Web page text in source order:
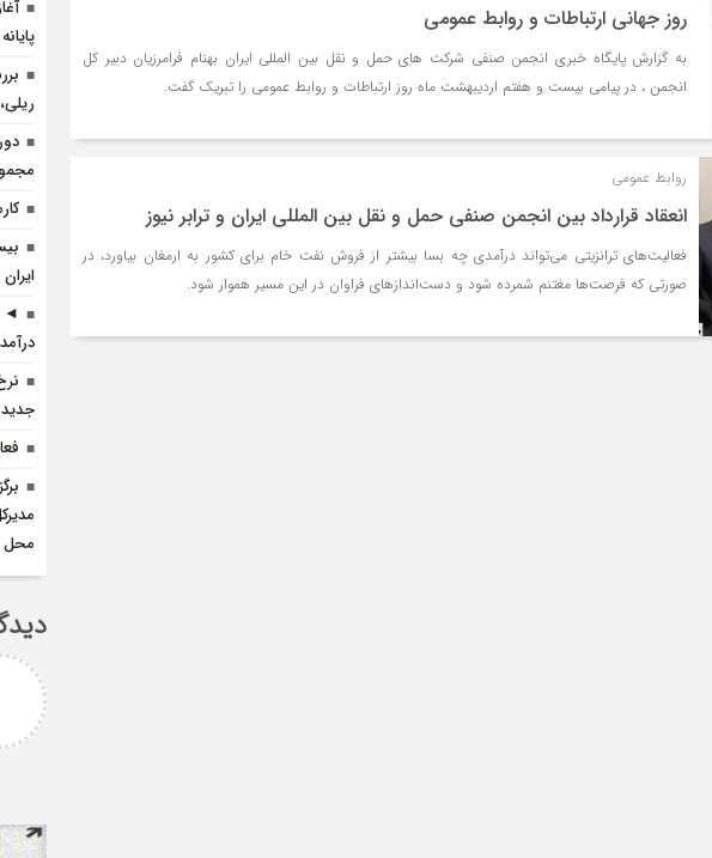
روز جهانی ارتباطات و روابط عمومی
به گزارش پایگاه خبری انجمن صنفی شرکت های حمل و نقل بین المللی ایران بهنام فرامرزیان دبیر کل
انجمن ، در پیامی بیست و هفتم اردیبهشت ماه روز ارتباطات و روابط عمومی را تبریک گفت.
روابط عمومی
انعقاد قرارداد بین انجمن صنفی حمل و نقل بین المللی ایران و ترابر نیوز
فعالیت‌های ترانزیتی می‌تواند درآمدی چه بسا بیشتر از فروش نفت خام برای کشور به ارمغان بیاورد، در
صورتی که فرصت‌ها مغتنم شمرده شود و دست‌اندازهای فراوان در این مسیر هموار شود.
◄
محل